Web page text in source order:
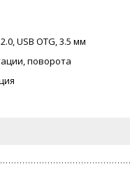
USB OTG, 3.5 мм
поворота